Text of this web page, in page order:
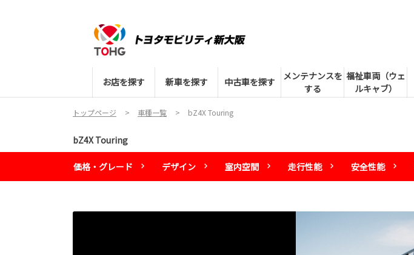
お店を探す 新車を探す 中古車を探す
メンテナンスを
する
福祉車両（ウェ
ルキャブ）
トップページ 車種一覧 bZ4X Touring
bZ4X Touring
価格・グレード デザイン 室内空間 走行性能 安全性能